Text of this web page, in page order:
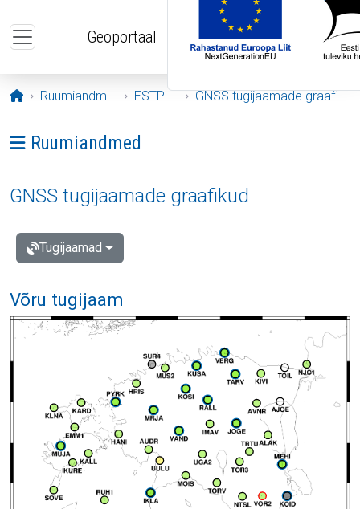
Geoportaal
Avaleht
Ruumiandmed ESTPOS GNSS tugijaamade graafikud
Ava menüü: Ruumiandmed
Ruumiandmed
GNSS tugijaamade graafikud
Tugijaamad
Võru tugijaam